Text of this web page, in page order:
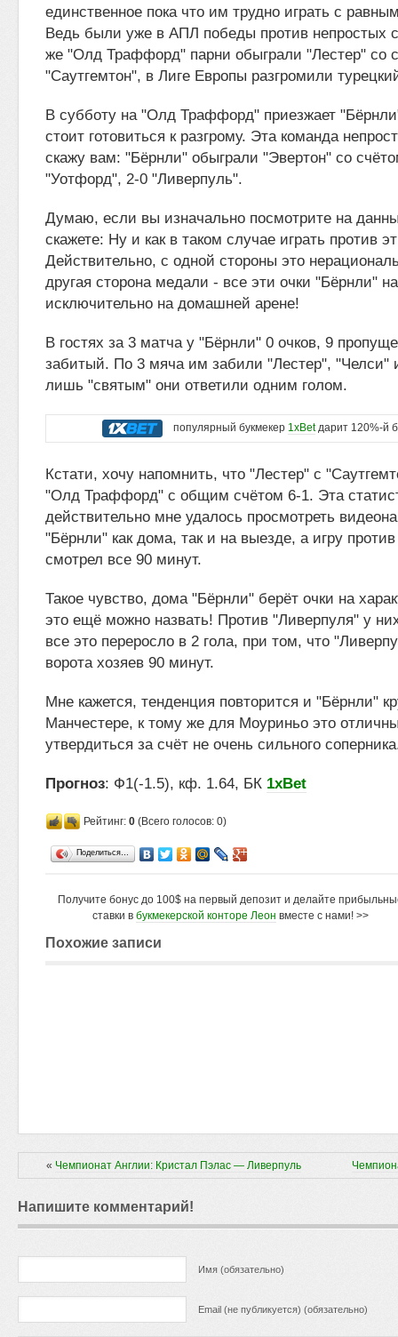
единственное пока что им трудно играть с
Ведь были уже в АПЛ победы против непростых
же "Олд Траффорд" парни обыграли "Лестер" со
"Саутгемтон", в Лиге Европы разгромили
В субботу на "Олд Траффорд" приезжает
стоит готовиться к разгрому. Эта команда
скажу вам: "Бёрнли" обыграли "Эвертон" со
"Уотфорд", 2-0 "Ливерпуль".
Думаю, если вы изначально посмотрите на
скажете: Ну и как в таком случае играть против
Действительно, с одной стороны это
другая сторона медали - все эти очки "Бёрнли"
исключительно на домашней арене!
В гостях за 3 матча у "Бёрнли" 0 очков, 9
забитый. По 3 мяча им забили "Лестер", "Челси"
лишь "святым" они ответили одним голом.
популярный букмекер 1xBetдарит 120%-й
Кстати, хочу напомнить, что "Лестер" с
"Олд Траффорд" с общим счётом 6-1. Эта
действительно мне удалось просмотреть
"Бёрнли" как дома, так и на выезде, а игру
смотрел все 90 минут.
Такое чувство, дома "Бёрнли" берёт очки на
это ещё можно назвать! Против "Ливерпуля" у
все это переросло в 2 гола, при том, что
ворота хозяев 90 минут.
Мне кажется, тенденция повторится и "Бёрнли"
Манчестере, к тому же для Моуриньо это
утвердиться за счёт не очень сильного
Прогноз: Ф1(-1.5), кф. 1.64, БК 1xBet
Рейтинг: 0 (Всего голосов: 0)
Поделиться…
Получите бонус до 100$ на первый депозит и делайте
ставки в букмекерской конторе Леон вместе с нами! >>
Похожие записи
« Чемпионат Англии: Кристал Пэлас — Ливерпуль
Напишите комментарий!
Имя (обязательно)
Email (не публикуется) (обязательно)